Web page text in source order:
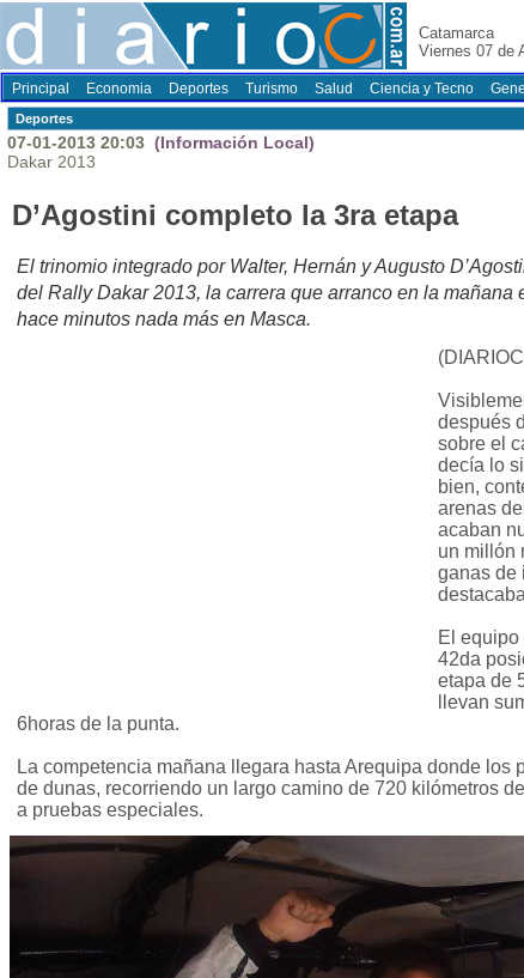
Catamarca
Viernes 07 de
Principal Economia Deportes Turismo Salud Ciencia y Tecno
Deportes
07-01-2013 20:03 (Información Local)
Dakar 2013
D’Agostini completo la 3ra etapa
El trinomio integrado por Walter, Hernán y Augusto
del Rally Dakar 2013, la carrera que arranco en la mañana
hace minutos nada más en Masca.
después
sobre el
decía lo
bien,
arenas
acaban
un millón
ganas de
El equipo
42da
etapa de
llevan
6horas de la punta.
La competencia mañana llegara hasta Arequipa donde los
de dunas, recorriendo un largo camino de 720 kilómetros
a pruebas especiales.